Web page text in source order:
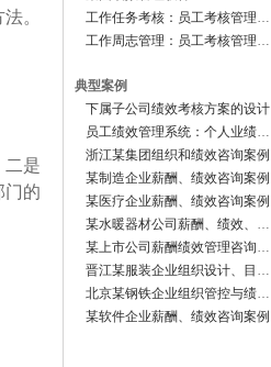
。
二是
门的
工作任务考核：员工考核管理软件
工作周志管理：员工考核管理软件
典型案例
下属子公司绩效考核方案的设计
员工绩效管理系统：个人业绩档案
浙江某集团组织和绩效咨询案例
某制造企业薪酬、绩效咨询案例
某医疗企业薪酬、绩效咨询案例
某水暖器材公司薪酬、绩效、组织咨询案例
某上市公司薪酬绩效管理咨询案例
晋江某服装企业组织设计、目标管理、薪酬绩效管理咨询案例
北京某钢铁企业组织管控与绩效咨询案例
某软件企业薪酬、绩效咨询案例